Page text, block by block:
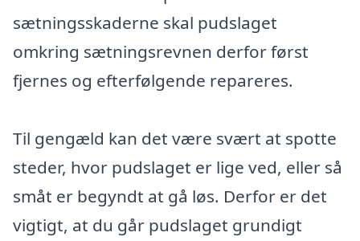
sætningsskaderne skal pudslaget
omkring sætningsrevnen derfor først
fjernes og efterfølgende repareres.
Til gengæld kan det være svært at spotte
steder, hvor pudslaget er lige ved, eller så
småt er begyndt at gå løs. Derfor er det
vigtigt, at du går pudslaget grundigt